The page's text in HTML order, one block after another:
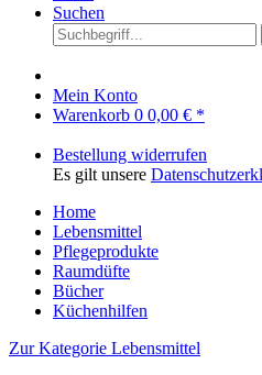
Suchen
Mein Konto
Warenkorb 0 0,00 € *
Bestellung widerrufen
Es gilt unsere
Home
Lebensmittel
Pflegeprodukte
Raumdüfte
Bücher
Küchenhilfen
Zur Kategorie Lebensmittel